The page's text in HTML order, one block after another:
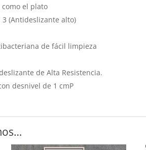
el plato
3 (Antideslizante alto)
de fácil limpieza
de Alta Resistencia.
desnivel de 1 cmP